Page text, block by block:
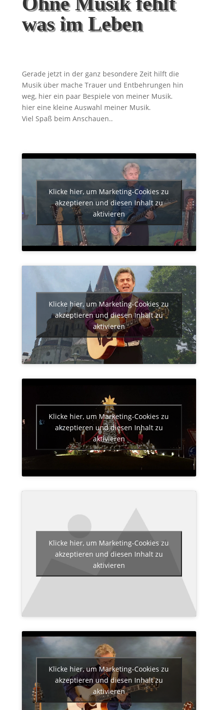
was im Leben
Gerade jetzt in der ganz besondere Zeit hilft die
Musik über mache Trauer und Entbehrungen hin
weg, hier ein paar Bespiele von meiner Musik.
hier eine kleine Auswahl meiner Musik.
Viel Spaß beim Anschauen..
Klicke hier, um Marketing-Cookies zu
akzeptieren und diesen Inhalt zu
aktivieren
Klicke hier, um Marketing-Cookies zu
akzeptieren und diesen Inhalt zu
aktivieren
Klicke hier, um Marketing-Cookies zu
akzeptieren und diesen Inhalt zu
aktivieren
Klicke hier, um Marketing-Cookies zu
akzeptieren und diesen Inhalt zu
aktivieren
Klicke hier, um Marketing-Cookies zu
akzeptieren und diesen Inhalt zu
aktivieren